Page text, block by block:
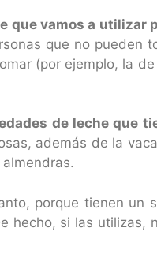
que vamos a utilizar
que no pueden
(por ejemplo, la
de leche que
además de la
porque tienen un
si las utilizas,